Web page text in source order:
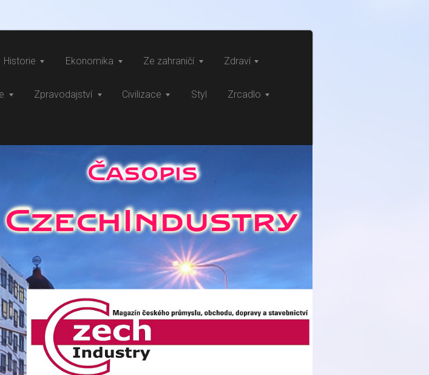
Historie Ekonomika Ze zahraničí Zdraví
Zpravodajství Civilizace Styl Zrcadlo